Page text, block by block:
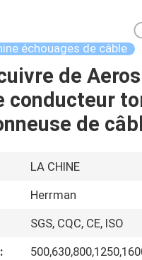
échouages de câble
de
conducteur
de
LA CHINE
Herrman
SGS, CQC, CE, ISO